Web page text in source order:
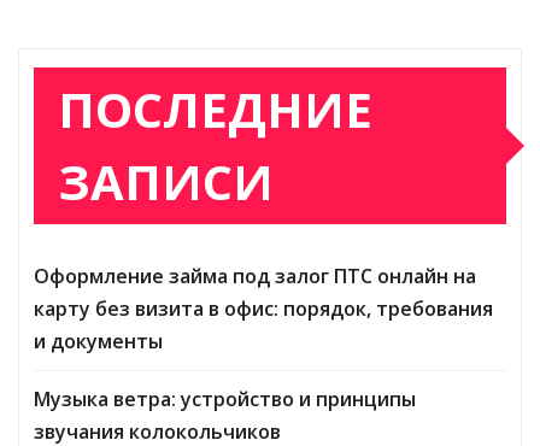
ПОСЛЕДНИЕ
ЗАПИСИ
Оформление займа под залог ПТС онлайн на
карту без визита в офис: порядок, требования
и документы
Музыка ветра: устройство и принципы
звучания колокольчиков